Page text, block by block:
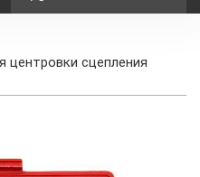
центровки сцепления